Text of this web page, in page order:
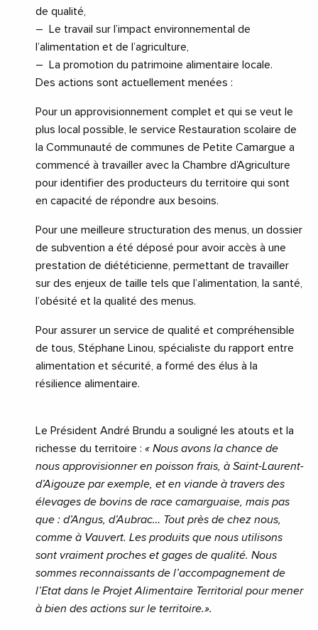
de qualité,
– Le travail sur l’impact environnemental de
l’alimentation et de l’agriculture,
– La promotion du patrimoine alimentaire locale.
Des actions sont actuellement menées :
Pour un approvisionnement complet et qui se veut le
plus local possible, le service Restauration scolaire de
la Communauté de communes de Petite Camargue a
commencé à travailler avec la Chambre d’Agriculture
pour identifier des producteurs du territoire qui sont
en capacité de répondre aux besoins.
Pour une meilleure structuration des menus, un dossier
de subvention a été déposé pour avoir accès à une
prestation de diététicienne, permettant de travailler
sur des enjeux de taille tels que l’alimentation, la santé,
l’obésité et la qualité des menus.
Pour assurer un service de qualité et compréhensible
de tous, Stéphane Linou, spécialiste du rapport entre
alimentation et sécurité, a formé des élus à la
résilience alimentaire.
Le Président André Brundu a souligné les atouts et la
richesse du territoire : « Nous avons la chance de
nous approvisionner en poisson frais, à Saint-Laurent-
d’Aigouze par exemple, et en viande à travers des
élevages de bovins de race camarguaise, mais pas
que : d’Angus, d’Aubrac… Tout près de chez nous,
comme à Vauvert. Les produits que nous utilisons
sont vraiment proches et gages de qualité. Nous
sommes reconnaissants de l’accompagnement de
l’Etat dans le Projet Alimentaire Territorial pour mener
à bien des actions sur le territoire.».